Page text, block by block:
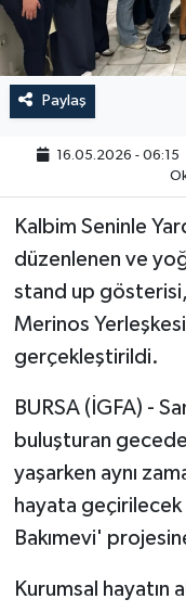
Paylaş
16.05.2026 - 06:15
Kalbim Seninle
düzenlenen ve
stand up
Merinos
gerçekleştirildi.
BURSA (İGFA) -
buluşturan
yaşarken aynı
hayata
Bakımevi'
Kurumsal
RESMİ İLAN